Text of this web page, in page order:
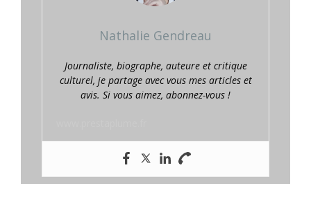
Nathalie Gendreau
Journaliste, biographe, auteure et critique
culturel, je partage avec vous mes articles et
avis. Si vous aimez, abonnez-vous !